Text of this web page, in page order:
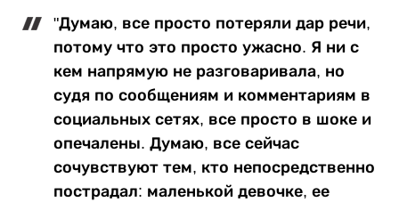
"Думаю, все просто потеряли дар речи,
потому что это просто ужасно. Я ни с
кем напрямую не разговаривала, но
судя по сообщениям и комментариям в
социальных сетях, все просто в шоке и
опечалены. Думаю, все сейчас
сочувствуют тем, кто непосредственно
пострадал: маленькой девочке, ее